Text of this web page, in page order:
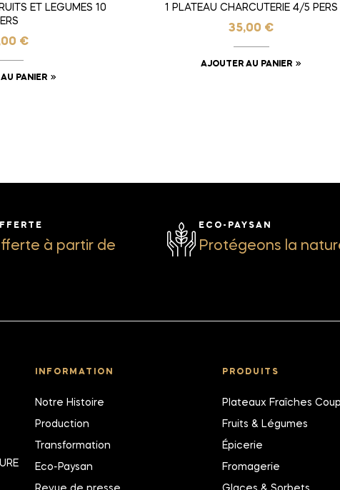
ET LEGUMES 10
€
PANIER
1 PLATEAU CHARCUTERIE 4/5 PERS
35,00 €
AJOUTER AU PANIER
à partir de
ECO-PAYSAN
Protégeons la
INFORMATION
Notre Histoire
Production
Transformation
Eco-Paysan
PRODUITS
Plateaux Fraîches
Fruits & Légumes
Épicerie
Fromagerie